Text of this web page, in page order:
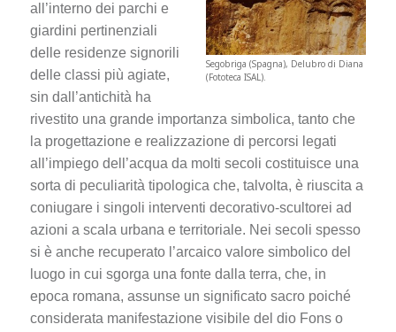
Segobriga (Spagna), Delubro di Diana
(Fototeca ISAL).
all’interno dei parchi e
giardini pertinenziali
delle residenze signorili
delle classi più agiate,
sin dall’antichità ha
rivestito una grande importanza simbolica, tanto che
la progettazione e realizzazione di percorsi legati
all’impiego dell’acqua da molti secoli costituisce una
sorta di peculiarità tipologica che, talvolta, è riuscita a
coniugare i singoli interventi decorativo-scultorei ad
azioni a scala urbana e territoriale. Nei secoli spesso
si è anche recuperato l’arcaico valore simbolico del
luogo in cui sgorga una fonte dalla terra, che, in
epoca romana, assunse un significato sacro poiché
considerata manifestazione visibile del dio Fons o